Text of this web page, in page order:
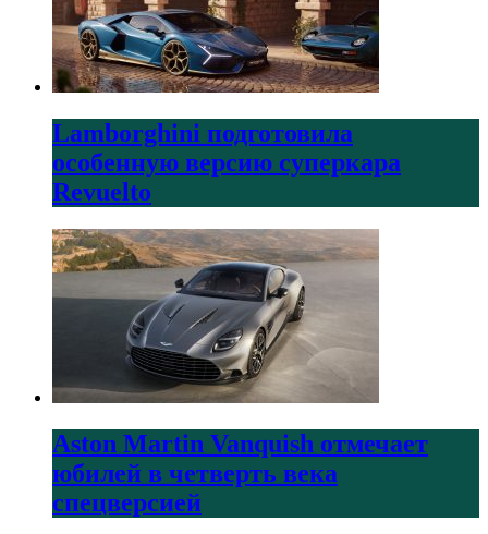
Lamborghini подготовила
особенную версию суперкара
Revuelto
Aston Martin Vanquish отмечает
юбилей в четверть века
спецверсией